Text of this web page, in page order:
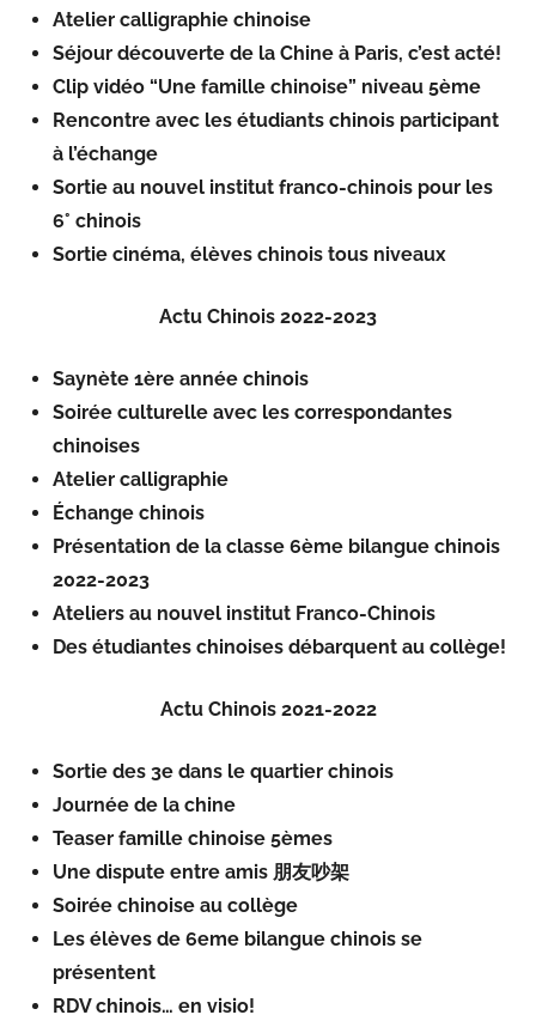
Atelier calligraphie chinoise
Séjour découverte de la Chine à Paris, c’est acté!
Clip vidéo “Une famille chinoise” niveau 5ème
Rencontre avec les étudiants chinois participant
à l’échange
Sortie au nouvel institut franco-chinois pour les
6° chinois
Sortie cinéma, élèves chinois tous niveaux
Actu Chinois 2022-2023
Saynète 1ère année chinois
Soirée culturelle avec les correspondantes
chinoises
Atelier calligraphie
Échange chinois
Présentation de la classe 6ème bilangue chinois
2022-2023
Ateliers au nouvel institut Franco-Chinois
Des étudiantes chinoises débarquent au collège!
Actu Chinois 2021-2022
Sortie des 3e dans le quartier chinois
Journée de la chine
Teaser famille chinoise 5èmes
Une dispute entre amis 朋友吵架
Soirée chinoise au collège
Les élèves de 6eme bilangue chinois se
présentent
RDV chinois… en visio!